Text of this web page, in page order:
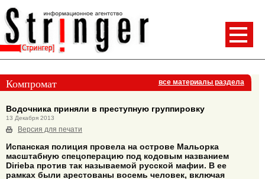
Компромат все материалы раздела
Водочника приняли в преступную группировку
13 Декабря 2013
Версия для печати
Испанская полиция провела на острове Мальорка
масштабную спецоперацию под кодовым названием
Dirieba против так называемой русской мафии. В ее
рамках были арестованы восемь человек, включая